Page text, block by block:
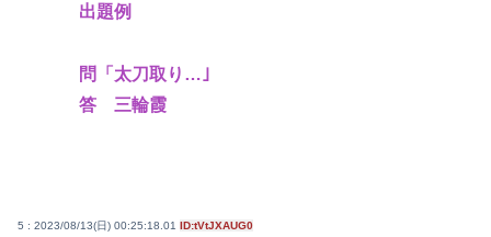
出題例
問「太刀取り…｣
答 三輪霞
5 : 2023/08/13(日) 00:25:18.01 ID:tVtJXAUG0